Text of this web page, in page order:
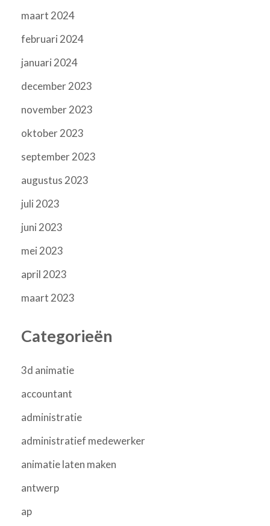
maart 2024
februari 2024
januari 2024
december 2023
november 2023
oktober 2023
september 2023
augustus 2023
juli 2023
juni 2023
mei 2023
april 2023
maart 2023
Categorieën
3d animatie
accountant
administratie
administratief medewerker
animatie laten maken
antwerp
ap